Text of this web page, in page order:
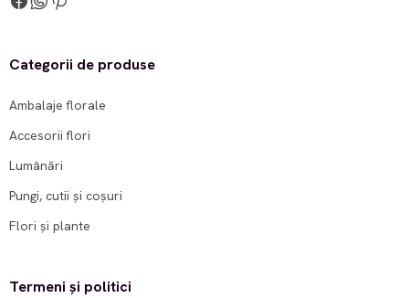
Categorii de produse
Ambalaje florale
Accesorii flori
Lumânări
Pungi, cutii și coșuri
Flori și plante
Termeni și politici